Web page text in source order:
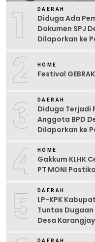
1 DAERAH
Diduga Ada
Dokumen SPJ
Dilaporkan ke
2 HOME
Festival
3 DAERAH
Diduga Terjadi
Anggota BPD
Dilaporkan ke
4 HOME
Gakkum KLHK
PT MONI
5 DAERAH
LP-KPK
Tuntas Dugaan
Desa
DAERAH